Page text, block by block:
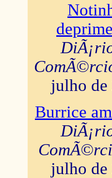
julho de
Burrice
julho de